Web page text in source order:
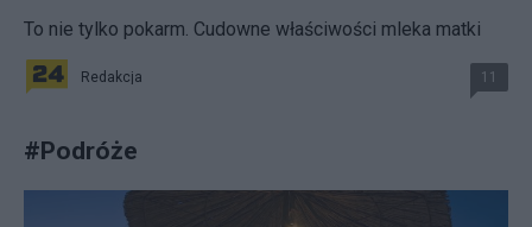
To nie tylko pokarm. Cudowne właściwości mleka matki
Redakcja 11
#Podróże